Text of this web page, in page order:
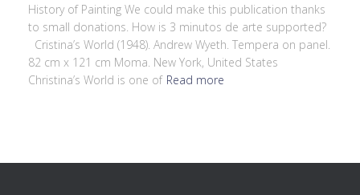
History of Painting We could make this publication thanks
to small donations. How is 3 minutos de arte supported?
Cristina’s World (1948). Andrew Wyeth. Tempera on panel.
82 cm x 121 cm Moma. New York, United States
Christina’s World is one of Read more